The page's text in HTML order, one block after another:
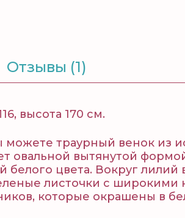
Отзывы (1)
высота 170 см.
траурный венок из
овальной вытянутой
белого цвета. Вокруг
листочки с
которые окрашены в